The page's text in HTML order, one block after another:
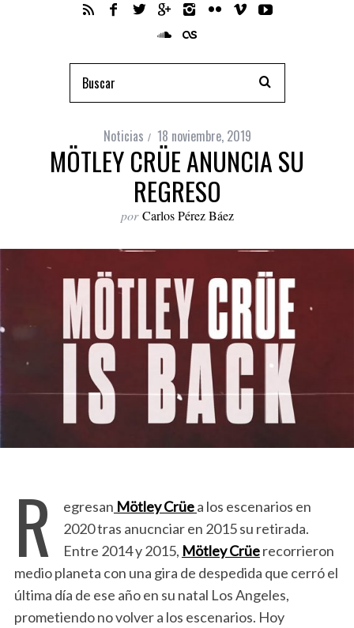
Noticias 18 noviembre, 2019
MÖTLEY CRÜE ANUNCIA SU
REGRESO
por Carlos Pérez Báez
R egresan Mötley Crüea los escenarios en
2020 tras anucnciar en 2015 su retirada.
Entre 2014 y 2015, Mötley Crüerecorrieron
medio planeta con una gira de despedida que cerró el
última día de ese año en su natal Los Angeles,
prometiendo no volver a los escenarios. Hoy